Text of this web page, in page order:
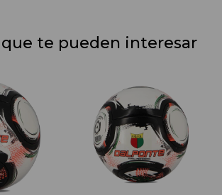
te pueden interesar